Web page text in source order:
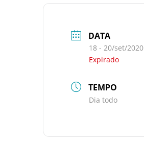
DATA
18 - 20/set/2020
Expirado
TEMPO
Dia todo